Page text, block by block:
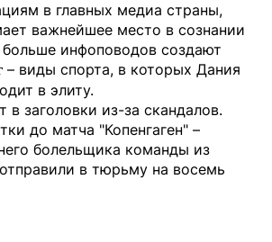
в главных медиа страны,
важнейшее место в сознании
больше инфоповодов создают
– виды спорта, в которых Дания
в элиту.
в заголовки из-за скандалов.
до матча "Копенгаген" –
болельщика команды из
в тюрьму на восемь